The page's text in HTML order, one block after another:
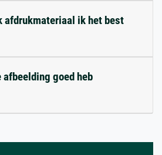
afdrukmateriaal ik het best
goed heb